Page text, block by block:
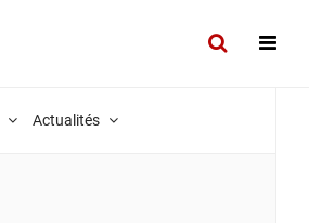
Actualités